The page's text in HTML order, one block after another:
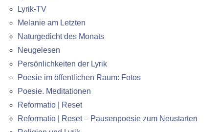
Lyrik-TV
Melanie am Letzten
Naturgedicht des Monats
Neugelesen
Persönlichkeiten der Lyrik
Poesie im öffentlichen Raum: Fotos
Poesie. Meditationen
Reformatio | Reset
Reformatio | Reset – Pausenpoesie zum Neustarten